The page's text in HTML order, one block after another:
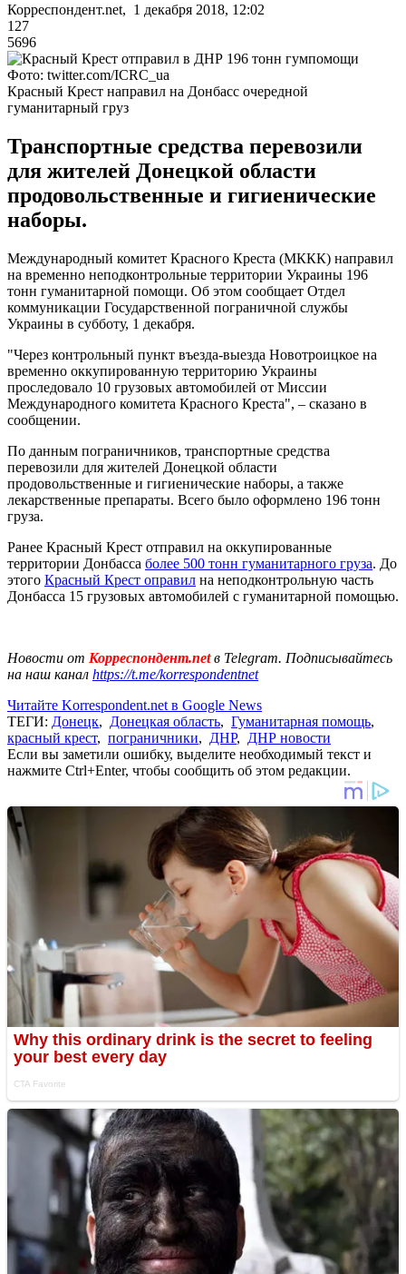
Корреспондент.net, 1 декабря 2018, 12:02
127
5696
Фото: twitter.com/ICRC_ua
Красный Крест направил на Донбасс очередной
гуманитарный груз
Транспортные средства перевозили
для жителей Донецкой области
продовольственные и гигиенические
наборы.
Международный комитет Красного Креста (МККК) направил
на временно неподконтрольные территории Украины 196
тонн гуманитарной помощи. Об этом сообщает Отдел
коммуникации Государственной пограничной службы
Украины в субботу, 1 декабря.
"Через контрольный пункт въезда-выезда Новотроицкое на
временно оккупированную территорию Украины
проследовало 10 грузовых автомобилей от Миссии
Международного комитета Красного Креста", – сказано в
сообщении.
По данным пограничников, транспортные средства
перевозили для жителей Донецкой области
продовольственные и гигиенические наборы, а также
лекарственные препараты. Всего было оформлено 196 тонн
груза.
Ранее Красный Крест отправил на оккупированные
территории Донбасса более 500 тонн гуманитарного груза. До
этого Красный Крест оправил на неподконтрольную часть
Донбасса 15 грузовых автомобилей с гуманитарной помощью.
Новости от Корреспондент.netв Telegram. Подписывайтесь
на наш канал https://t.me/korrespondentnet
Читайте Korrespondent.net в Google News
ТЕГИ: Донецк, Донецкая область, Гуманитарная помощь,
красный крест, пограничники, ДНР, ДНР новости
Если вы заметили ошибку, выделите необходимый текст и
нажмите Ctrl+Enter, чтобы сообщить об этом редакции.